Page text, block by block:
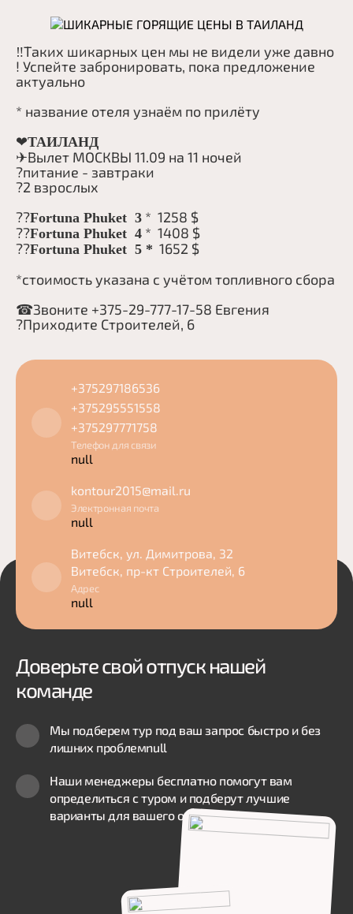
Таиланд
Россия
Китай
ОАЭ
Грузия
Все страны
Команда
Поиск
+375297186536
+375295551558
+375297771758
Витебск, ул. Димитрова, 32
Витебск, пр-кт Строителей, 6
‼Таких шикарных цен мы не видели уже давно
! Успейте забронировать, пока предложение
актуально
* название отеля узнаём по прилёту
❤ТАИЛАНД
✈Вылет МОСКВЫ 11.09 на 11 ночей
?питание - завтраки
?2 взрослых
??Fortuna Phuket  3 *  1258 $
??Fortuna Phuket  4 *  1408 $
??Fortuna Phuket  5 *
  1652 $
*стоимость указана с учётом топливного сбора
☎Звоните +375-29-777-17-58 Евгения
?Приходите Строителей, 6
+375297186536
+375295551558
+375297771758
Телефон для связи
null
kontour2015@mail.ru
Электронная почта
null
Витебск, ул. Димитрова, 32
Витебск, пр-кт Строителей, 6
Адрес
null
Доверьте свой отпуск нашей
команде
Мы подберем тур под ваш запрос быстро и без
лишних проблемnull
Наши менеджеры бесплатно помогут вам
определиться с туром и подберут лучшие
варианты для вашего отдыхаnull